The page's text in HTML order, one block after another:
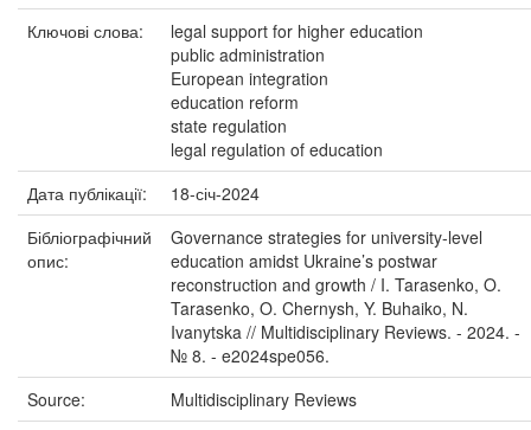
Ключові слова:
legal support for higher education
public administration
European integration
education reform
state regulation
legal regulation of education
Дата публікації:
18-січ-2024
Бібліографічний
опис:
Governance strategies for university-level
education amidst Ukraine’s postwar
reconstruction and growth / I. Tarasenko, O.
Tarasenko, O. Chernysh, Y. Buhaiko, N.
Ivanytska // Multidisciplinary Reviews. - 2024. -
№ 8. - e2024spe056.
Source:
Multidisciplinary Reviews